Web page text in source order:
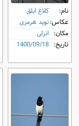
نام:
کلاغ ابلق
عکاس:نوید هرمزی
مکان: انزلی
تاریخ: 1400/09/18